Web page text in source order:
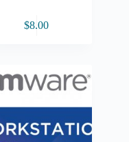
$8.00